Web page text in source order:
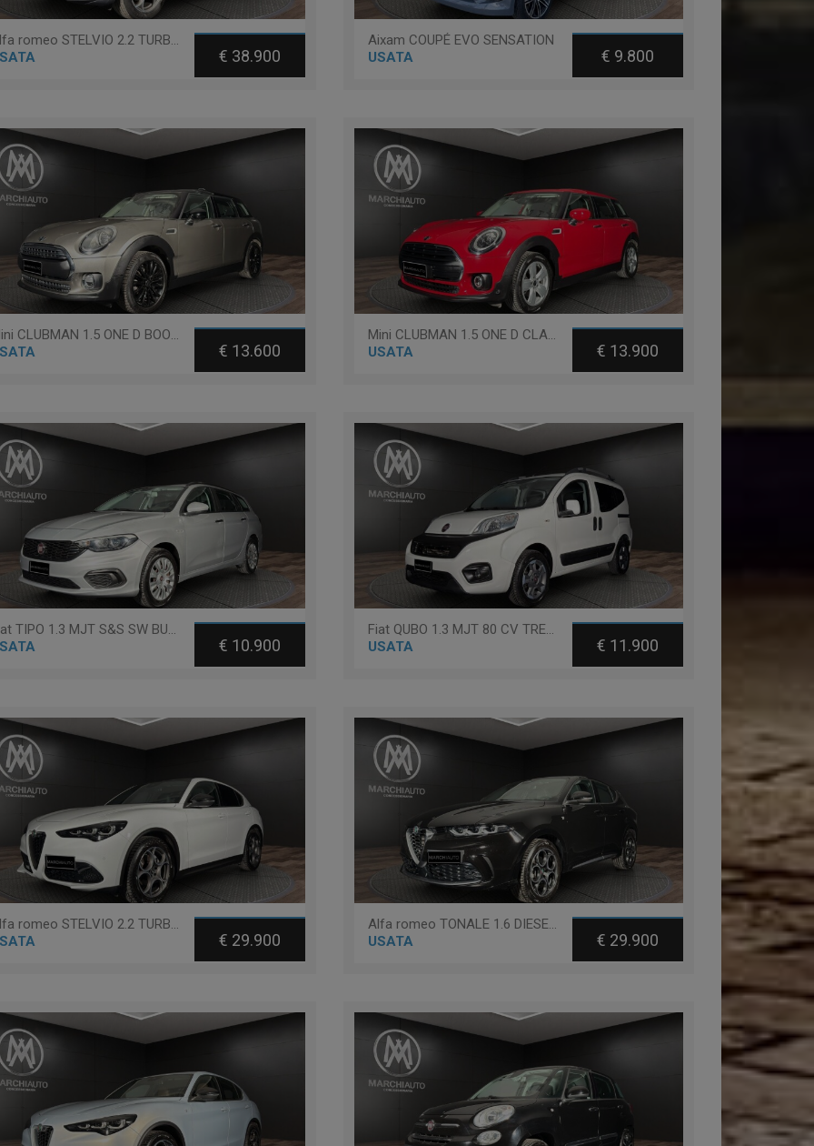
Alfa romeo STELVIO 2.2 TURBODIESEL 210 CV AT8 Q4 TI
€ 38.900
Aixam COUPÉ EVO SENSATION
USATA
€ 9.800
Mini CLUBMAN 1.5 ONE D BOOST
€ 13.600
Mini CLUBMAN 1.5 ONE D CLASSIC CLUBMAN
USATA
€ 13.900
Fiat TIPO 1.3 MJT S&S SW BUSINESS
€ 10.900
Fiat QUBO 1.3 MJT 80 CV TREKKING
USATA
€ 11.900
Alfa romeo STELVIO 2.2 TURBODIESEL 160 CV AT8 RWD SPRINT
€ 29.900
Alfa romeo TONALE 1.6 DIESEL 130 CV TCT6 TI
USATA
€ 29.900